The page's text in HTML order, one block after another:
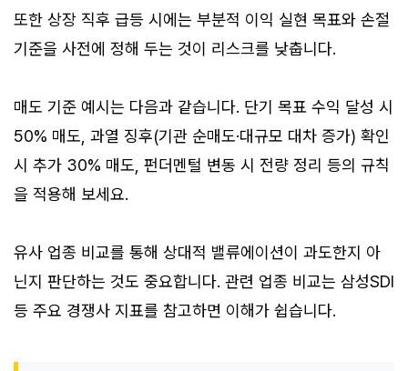
또한 상장 직후 급등 시에는 부분적 이익 실현 목표와 손절
기준을 사전에 정해 두는 것이 리스크를 낮춥니다.
매도 기준 예시는 다음과 같습니다. 단기 목표 수익 달성 시
50% 매도, 과열 징후(기관 순매도·대규모 대차 증가) 확인
시 추가 30% 매도, 펀더멘털 변동 시 전량 정리 등의 규칙
을 적용해 보세요.
유사 업종 비교를 통해 상대적 밸류에이션이 과도한지 아
닌지 판단하는 것도 중요합니다. 관련 업종 비교는 삼성SDI
등 주요 경쟁사 지표를 참고하면 이해가 쉽습니다.